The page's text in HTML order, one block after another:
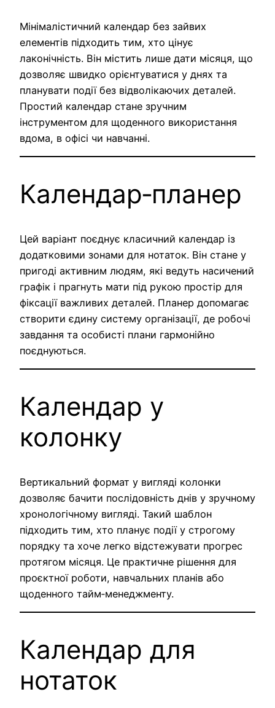
Мінімалістичний календар без зайвих
елементів підходить тим, хто цінує
лаконічність. Він містить лише дати місяця, що
дозволяє швидко орієнтуватися у днях та
планувати події без відволікаючих деталей.
Простий календар стане зручним
інструментом для щоденного використання
вдома, в офісі чи навчанні.
Календар‑планер
Цей варіант поєднує класичний календар із
додатковими зонами для нотаток. Він стане у
пригоді активним людям, які ведуть насичений
графік і прагнуть мати під рукою простір для
фіксації важливих деталей. Планер допомагає
створити єдину систему організації, де робочі
завдання та особисті плани гармонійно
поєднуються.
Календар у
колонку
Вертикальний формат у вигляді колонки
дозволяє бачити послідовність днів у зручному
хронологічному вигляді. Такий шаблон
підходить тим, хто планує події у строгому
порядку та хоче легко відстежувати прогрес
протягом місяця. Це практичне рішення для
проєктної роботи, навчальних планів або
щоденного тайм‑менеджменту.
Календар для
нотаток